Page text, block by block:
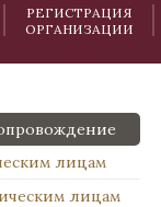
РЕГИСТРАЦИЯ
ОРГАНИЗАЦИИ
лицам
лицам